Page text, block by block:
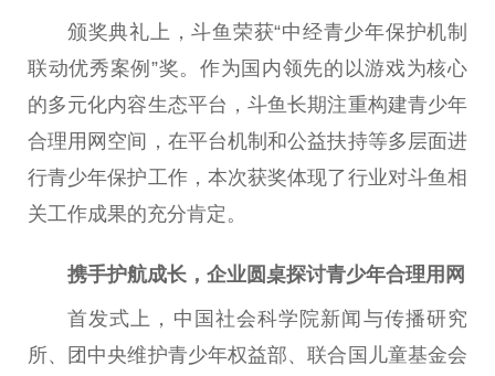
颁奖典礼上，斗鱼荣获“中经青少年保护机制
联动优秀案例”奖。作为国内领先的以游戏为核心
的多元化内容生态平台，斗鱼长期注重构建青少年
合理用网空间，在平台机制和公益扶持等多层面进
行青少年保护工作，本次获奖体现了行业对斗鱼相
关工作成果的充分肯定。
携手护航成长，企业圆桌探讨青少年合理用网
首发式上，中国社会科学院新闻与传播研究
所、团中央维护青少年权益部、联合国儿童基金会